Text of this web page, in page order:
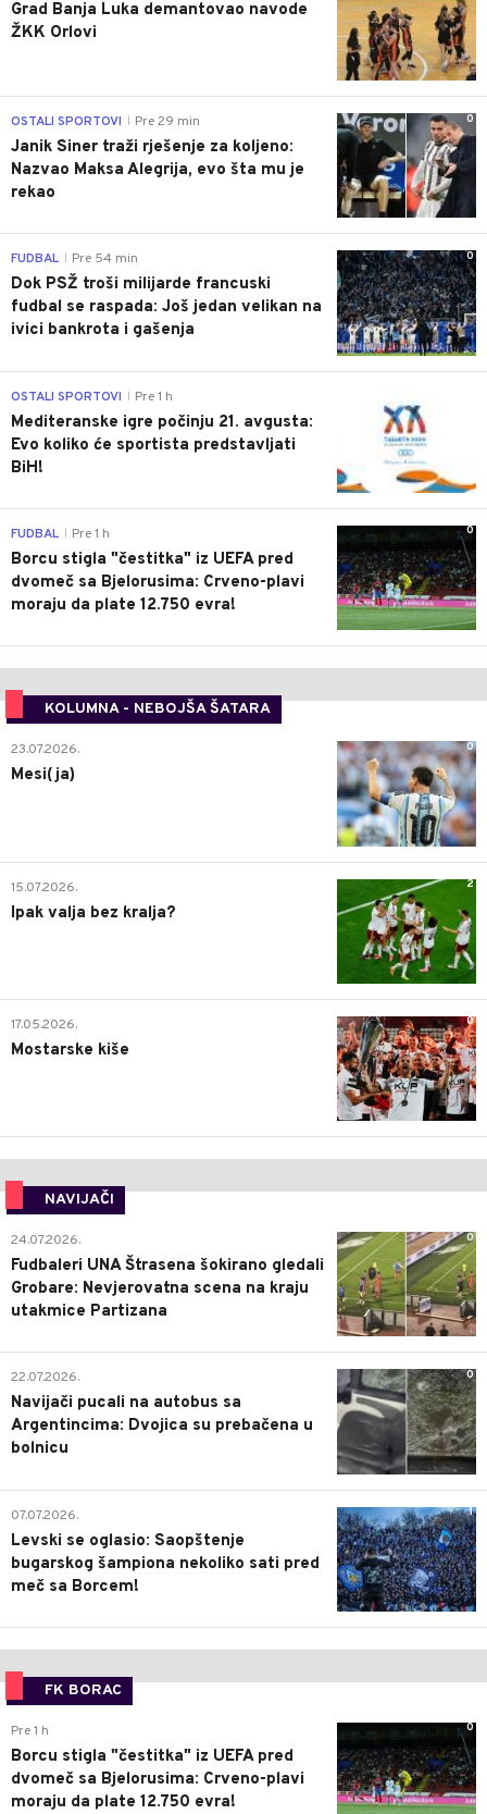
Grad Banja Luka demantovao navode
ŽKK Orlovi
0
OSTALI SPORTOVI Pre 29 min
Janik Siner traži rješenje za koljeno:
Nazvao Maksa Alegrija, evo šta mu je
rekao
0
FUDBAL Pre 54 min
Dok PSŽ troši milijarde francuski
fudbal se raspada: Još jedan velikan na
ivici bankrota i gašenja
OSTALI SPORTOVI Pre 1 h
Mediteranske igre počinju 21. avgusta:
Evo koliko će sportista predstavljati
BiH!
0
FUDBAL Pre 1 h
Borcu stigla "čestitka" iz UEFA pred
dvomeč sa Bjelorusima: Crveno-plavi
moraju da plate 12.750 evra!
KOLUMNA - NEBOJŠA ŠATARA
0
23.07.2026.
Mesi(ja)
2
15.07.2026.
Ipak valja bez kralja?
0
17.05.2026.
Mostarske kiše
NAVIJAČI
0
24.07.2026.
Fudbaleri UNA Štrasena šokirano gledali
Grobare: Nevjerovatna scena na kraju
utakmice Partizana
0
22.07.2026.
Navijači pucali na autobus sa
Argentincima: Dvojica su prebačena u
bolnicu
1
07.07.2026.
Levski se oglasio: Saopštenje
bugarskog šampiona nekoliko sati pred
meč sa Borcem!
FK BORAC
0
Pre 1 h
Borcu stigla "čestitka" iz UEFA pred
dvomeč sa Bjelorusima: Crveno-plavi
moraju da plate 12.750 evra!